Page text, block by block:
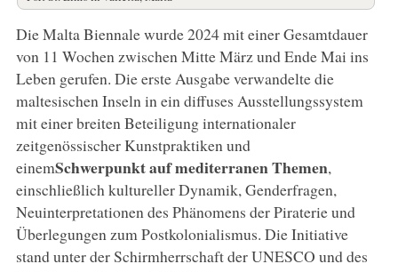
Die Malta Biennale wurde 2024 mit einer Gesamtdauer
von 11 Wochen zwischen Mitte März und Ende Mai ins
Leben gerufen. Die erste Ausgabe verwandelte die
maltesischen Inseln in ein diffuses Ausstellungssystem
mit einer breiten Beteiligung internationaler
zeitgenössischer Kunstpraktiken und
einemSchwerpunkt auf mediterranen Themen,
einschließlich kultureller Dynamik, Genderfragen,
Neuinterpretationen des Phänomens der Piraterie und
Überlegungen zum Postkolonialismus. Die Initiative
stand unter der Schirmherrschaft der UNESCO und des